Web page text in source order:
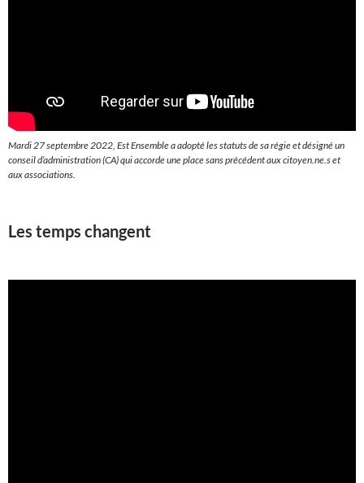
Mardi 27 septembre 2022, Est Ensemble a adopté les statuts de sa régie et désigné un
conseil d’administration (CA) qui accorde une place sans précédent aux citoyen.ne.s et
aux associations.
Les temps changent